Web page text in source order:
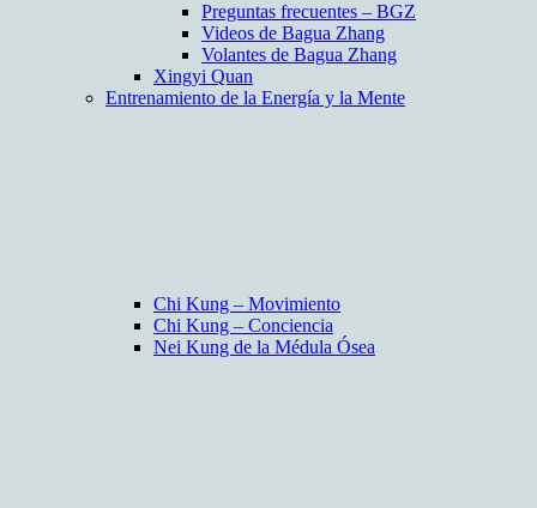
Preguntas frecuentes – BGZ
Videos de Bagua Zhang
Volantes de Bagua Zhang
Xingyi Quan
Entrenamiento de la Energía y la Mente
Chi Kung – Movimiento
Chi Kung – Conciencia
Nei Kung de la Médula Ósea